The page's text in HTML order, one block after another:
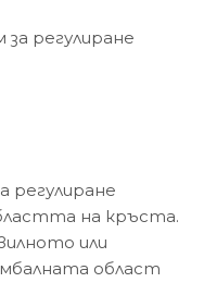
регулиране
регулиране
на кръста.
или
област